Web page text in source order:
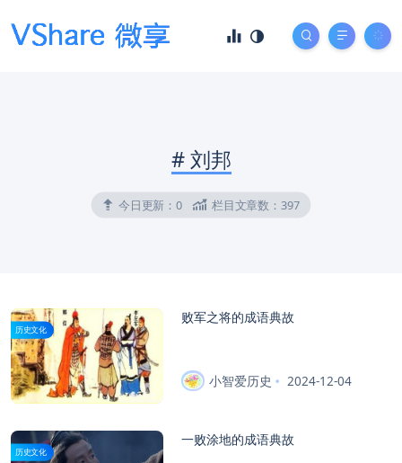
#刘邦
今日更新： 0 栏目文章数： 397
历史文化
败军之将的成语典故
小智爱历史 2024-12-04
历史文化
一败涂地的成语典故